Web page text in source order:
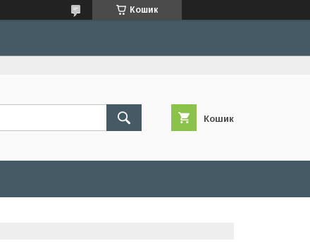
Кошик
Кошик